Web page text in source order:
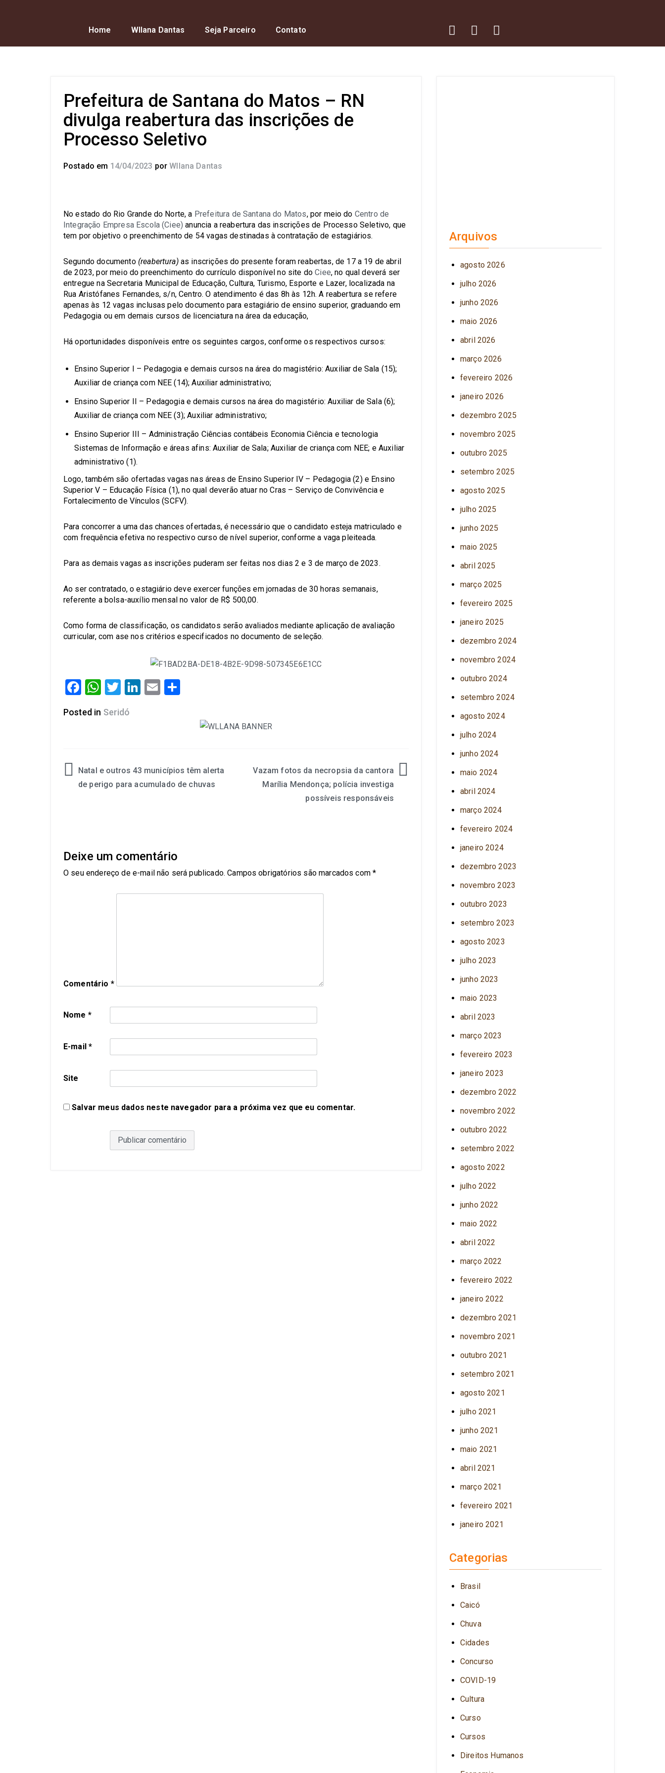
Home Wllana Dantas Seja Parceiro Contato
Prefeitura de Santana do Matos – RN
divulga reabertura das inscrições de
Processo Seletivo
Postado em 14/04/2023 por Wllana Dantas
No estado do Rio Grande do Norte, a Prefeitura de Santana do Matos, por meio do Centro de
Integração Empresa Escola (Ciee) anuncia a reabertura das inscrições de Processo Seletivo, que
tem por objetivo o preenchimento de 54 vagas destinadas à contratação de estagiários.
Segundo documento(reabertura)as inscrições do presente foram reabertas, de 17 a 19 de abril
de 2023, por meio do preenchimento do currículo disponível no site doCiee, no qual deverá ser
entregue na Secretaria Municipal de Educação, Cultura, Turismo, Esporte e Lazer, localizada na
Rua Aristófanes Fernandes, s/n, Centro. O atendimento é das 8h às 12h. A reabertura se refere
apenas às 12 vagas inclusas pelo documento para estagiário de ensino superior, graduando em
Pedagogia ou em demais cursos de licenciatura na área da educação,
Há oportunidades disponíveis entre os seguintes cargos, conforme os respectivos cursos:
Ensino Superior I – Pedagogia e demais cursos na área do magistério: Auxiliar de Sala (15);
Auxiliar de criança com NEE (14); Auxiliar administrativo;
Ensino Superior II – Pedagogia e demais cursos na área do magistério: Auxiliar de Sala (6);
Auxiliar de criança com NEE (3); Auxiliar administrativo;
Ensino Superior III – Administração Ciências contábeis Economia Ciência e tecnologia
Sistemas de Informação e áreas afins: Auxiliar de Sala; Auxiliar de criança com NEE; e Auxiliar
administrativo (1).
Logo, também são ofertadas vagas nas áreas de Ensino Superior IV – Pedagogia (2) e Ensino
Superior V – Educação Física (1), no qual deverão atuar no Cras – Serviço de Convivência e
Fortalecimento de Vínculos (SCFV).
Para concorrer a uma das chances ofertadas, é necessário que o candidato esteja matriculado e
com frequência efetiva no respectivo curso de nível superior, conforme a vaga pleiteada.
Para as demais vagas as inscrições puderam ser feitas nos dias 2 e 3 de março de 2023.
Ao ser contratado, o estagiário deve exercer funções em jornadas de 30 horas semanais,
referente a bolsa-auxílio mensal no valor de R$ 500,00.
Como forma de classificação, os candidatos serão avaliados mediante aplicação de avaliação
curricular, com ase nos critérios especificados no documento de seleção.
Facebook
WhatsApp
Twitter
LinkedIn
Email
Posted in Seridó
Natal e outros 43 municípios têm alerta
de perigo para acumulado de chuvas
Vazam fotos da necropsia da cantora
Marília Mendonça; polícia investiga
possíveis responsáveis
Deixe um comentário
O seu endereço de e-mail não será publicado. Campos obrigatórios são marcados com*
Comentário *
Nome *
E-mail*
Site
Salvar meus dados neste navegador para a próxima vez que eu comentar.
Arquivos
agosto 2026
julho 2026
junho 2026
maio 2026
abril 2026
março 2026
fevereiro 2026
janeiro 2026
dezembro 2025
novembro 2025
outubro 2025
setembro 2025
agosto 2025
julho 2025
junho 2025
maio 2025
abril 2025
março 2025
fevereiro 2025
janeiro 2025
dezembro 2024
novembro 2024
outubro 2024
setembro 2024
agosto 2024
julho 2024
junho 2024
maio 2024
abril 2024
março 2024
fevereiro 2024
janeiro 2024
dezembro 2023
novembro 2023
outubro 2023
setembro 2023
agosto 2023
julho 2023
junho 2023
maio 2023
abril 2023
março 2023
fevereiro 2023
janeiro 2023
dezembro 2022
novembro 2022
outubro 2022
setembro 2022
agosto 2022
julho 2022
junho 2022
maio 2022
abril 2022
março 2022
fevereiro 2022
janeiro 2022
dezembro 2021
novembro 2021
outubro 2021
setembro 2021
agosto 2021
julho 2021
junho 2021
maio 2021
abril 2021
março 2021
fevereiro 2021
janeiro 2021
Categorias
Brasil
Caicó
Chuva
Cidades
Concurso
COVID-19
Cultura
Curso
Cursos
Direitos Humanos